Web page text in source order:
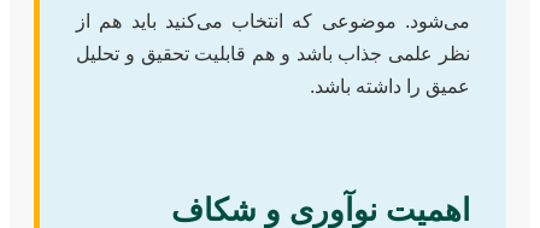
می‌شود. موضوعی که انتخاب می‌کنید باید هم از
نظر علمی جذاب باشد و هم قابلیت تحقیق و تحلیل
عمیق را داشته باشد.
اهمیت نوآوری و شکاف